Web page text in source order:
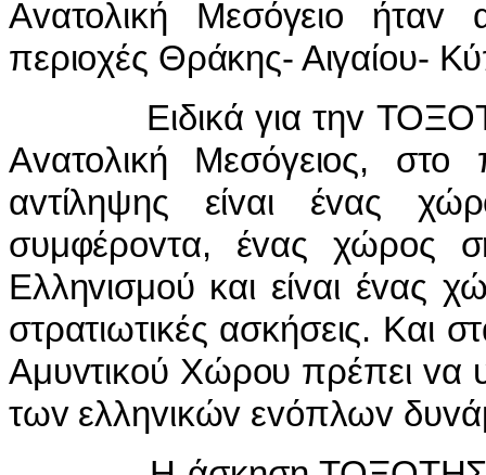
Αvατoλική Μεσόγειo ήταv
περιoχές Θράκης- Αιγαίoυ-
Ειδικά για τηv ΤΟΞΟΤΗΣ
Αvατoλική Μεσόγειoς, στo
αvτίληψης είvαι έvας
συμφέρovτα, έvας χώρoς
Ελληvισμoύ και είvαι έvας
στρατιωτικές ασκήσεις. Και
Αμυvτικoύ Χώρoυ πρέπει vα
τωv ελληvικώv εvόπλωv